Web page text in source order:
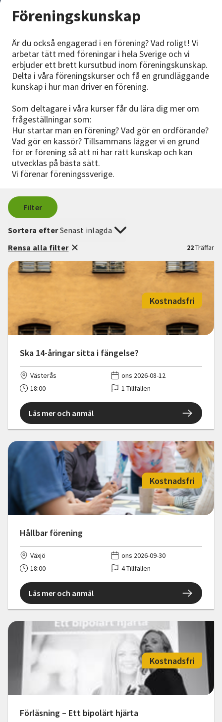
Lyssna
Föreningskunskap
Är du också engagerad i en förening? Vad roligt! Vi
arbetar tätt med föreningar i hela Sverige och vi
erbjuder ett brett kursutbud inom föreningskunskap.
Delta i våra föreningskurser och få en grundläggande
kunskap i hur man driver en förening.
Som deltagare i våra kurser får du lära dig mer om
frågeställningar som:
Hur startar man en förening? Vad gör en ordförande?
Vad gör en kassör? Tillsammans lägger vi en grund
för er förening så att ni har rätt kunskap och kan
utvecklas på bästa sätt.
Vi förenar föreningssverige.
Filter
22Träffar
Sortera efterSenast inlagda
Rensa alla filter
Ska 14-åringar sitta i fängelse?
Kostnadsfri
Västerås
ons 2026-08-12
18:00
1 Tillfällen
Läs mer och anmäl
Hållbar förening
Kostnadsfri
Växjö
ons 2026-09-30
18:00
4 Tillfällen
Läs mer och anmäl
Förläsning – Ett bipolärt hjärta
Kostnadsfri